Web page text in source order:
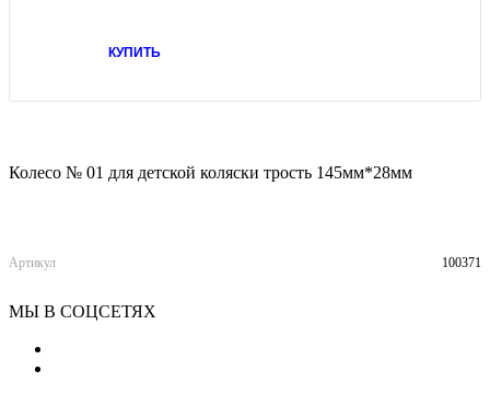
КУПИТЬ
Колесо № 01 для детской коляски трость 145мм*28мм
Артикул 100371
МЫ В СОЦСЕТЯХ